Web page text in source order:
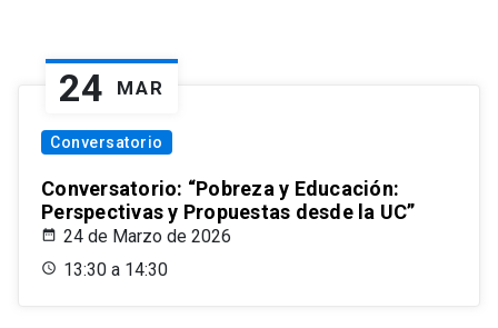
24 MAR
Conversatorio
Conversatorio: “Pobreza y Educación:
Perspectivas y Propuestas desde la UC”
24 de Marzo de 2026
13:30 a 14:30